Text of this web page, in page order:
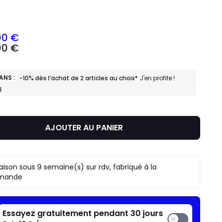
€
€
: -10% dès l’achat de 2 articles au choix* J'en profite !
AJOUTER AU PANIER
sous 9 semaine(s) sur rdv, fabriqué à la
Essayez gratuitement pendant 30 jours